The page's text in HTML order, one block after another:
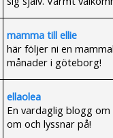
mamma till ellie
här följer ni en
månader i göteborg!
ellaolea
En vardaglig blogg
om och lyssnar på!